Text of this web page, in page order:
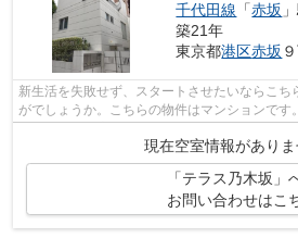
千代田線 「赤坂
築21年
東京都港区赤坂
新生活を失敗せず、スタートさせたいならこ
がでしょうか。こちらの物件はマンションです
現在空室情報がありま
「テラス乃木坂」
お問い合わせはこ